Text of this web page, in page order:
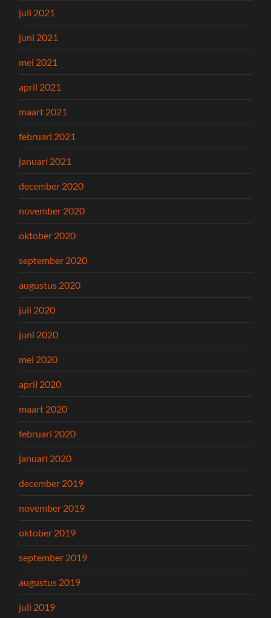
juli 2021
juni 2021
mei 2021
april 2021
maart 2021
februari 2021
januari 2021
december 2020
november 2020
oktober 2020
september 2020
augustus 2020
juli 2020
juni 2020
mei 2020
april 2020
maart 2020
februari 2020
januari 2020
december 2019
november 2019
oktober 2019
september 2019
augustus 2019
juli 2019